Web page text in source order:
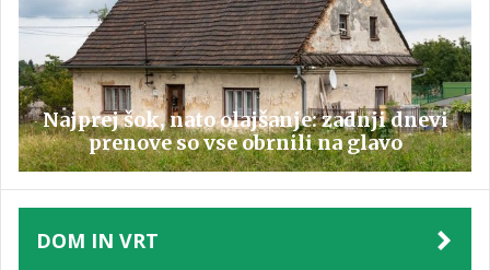
Najprej šok, nato olajšanje: zadnji dnevi
prenove so vse obrnili na glavo
DOM IN VRT